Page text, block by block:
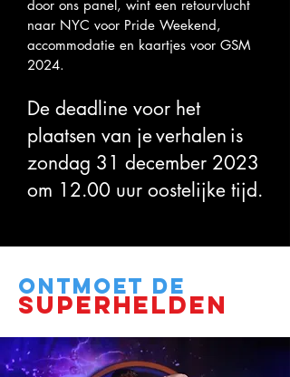
door ons panel, wint een retourvlucht
naar NYC voor Pride Weekend,
accommodatie en kaartjes voor GSM
2024.
De deadline voor het
plaatsen van jeverhalen is
zondag 31 december 2023
om 12.00 uur oostelijke tijd.
ONTMOET DE
SUPERHELDEN